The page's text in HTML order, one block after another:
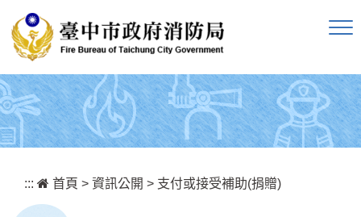
::: 首頁 > 資訊公開 > 支付或接受補助(捐贈)